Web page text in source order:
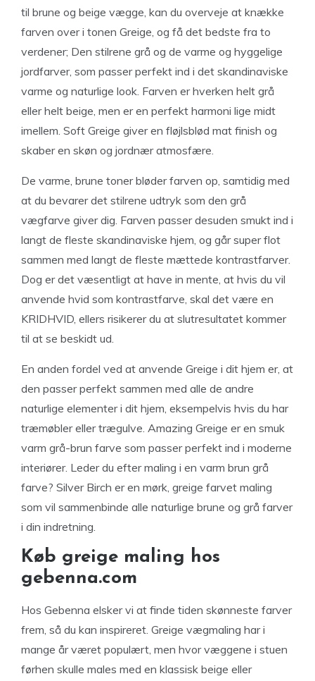
til brune og beige vægge, kan du overveje at knække
farven over i tonen Greige, og få det bedste fra to
verdener; Den stilrene grå og de varme og hyggelige
jordfarver, som passer perfekt ind i det skandinaviske
varme og naturlige look. Farven er hverken helt grå
eller helt beige, men er en perfekt harmoni lige midt
imellem. Soft Greige giver en fløjlsblød mat finish og
skaber en skøn og jordnær atmosfære.
De varme, brune toner bløder farven op, samtidig med
at du bevarer det stilrene udtryk som den grå
vægfarve giver dig. Farven passer desuden smukt ind i
langt de fleste skandinaviske hjem, og går super flot
sammen med langt de fleste mættede kontrastfarver.
Dog er det væsentligt at have in mente, at hvis du vil
anvende hvid som kontrastfarve, skal det være en
KRIDHVID, ellers risikerer du at slutresultatet kommer
til at se beskidt ud.
En anden fordel ved at anvende Greige i dit hjem er, at
den passer perfekt sammen med alle de andre
naturlige elementer i dit hjem, eksempelvis hvis du har
træmøbler eller trægulve. Amazing Greige er en smuk
varm grå-brun farve som passer perfekt ind i moderne
interiører. Leder du efter maling i en varm brun grå
farve? Silver Birch er en mørk, greige farvet maling
som vil sammenbinde alle naturlige brune og grå farver
i din indretning.
Køb greige maling hos
gebenna.com
Hos Gebenna elsker vi at finde tiden skønneste farver
frem, så du kan inspireret. Greige vægmaling har i
mange år været populært, men hvor væggene i stuen
førhen skulle males med en klassisk beige eller